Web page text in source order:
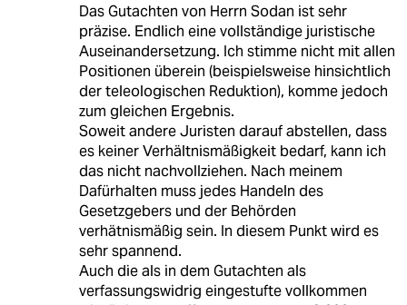
Das Gutachten von Herrn Sodan ist sehr
präzise. Endlich eine vollständige juristische
Auseinandersetzung. Ich stimme nicht mit allen
Positionen überein (beispielsweise hinsichtlich
der teleologischen Reduktion), komme jedoch
zum gleichen Ergebnis.
Soweit andere Juristen darauf abstellen, dass
es keiner Verhältnismäßigkeit bedarf, kann ich
das nicht nachvollziehen. Nach meinem
Dafürhalten muss jedes Handeln des
Gesetzgebers und der Behörden
verhätnismäßig sein. In diesem Punkt wird es
sehr spannend.
Auch die als in dem Gutachten als
verfassungswidrig eingestufte vollkommen